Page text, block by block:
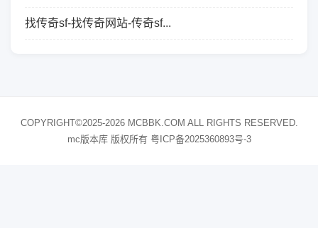
找传奇sf-找传奇网站-传奇sf...
COPYRIGHT©2025-2026 MCBBK.COM ALL RIGHTS RESERVED.
mc版本库 版权所有 粤ICP备2025360893号-3